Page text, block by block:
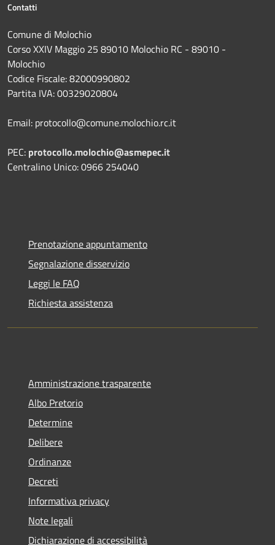
Contatti
Comune di Molochio
Corso XXIV Maggio 25 89010 Molochio RC - 89010 -
Molochio
Codice Fiscale: 82000990802
Partita IVA: 00329020804
Email: protocollo@comune.molochio.rc.it
PEC: protocollo.molochio@asmepec.it
Centralino Unico: 0966 254040
Prenotazione appuntamento
Segnalazione disservizio
Leggi le FAQ
Richiesta assistenza
Amministrazione trasparente
Albo Pretorio
Determine
Delibere
Ordinanze
Decreti
Informativa privacy
Note legali
Dichiarazione di accessibilità